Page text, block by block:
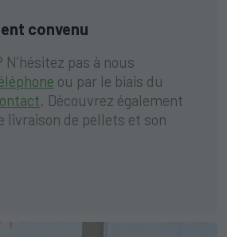
convenu
N’hésitez pas à nous
ou par le biais du
. Découvrez également
livraison de pellets et son